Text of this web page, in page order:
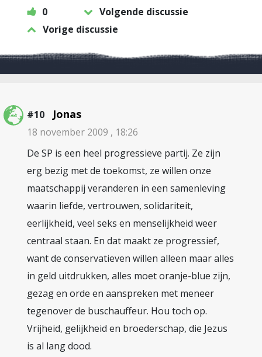
0
Volgende discussie
Vorige discussie
#10 Jonas
18 november 2009 , 18:26
De SP is een heel progressieve partij. Ze zijn
erg bezig met de toekomst, ze willen onze
maatschappij veranderen in een samenleving
waarin liefde, vertrouwen, solidariteit,
eerlijkheid, veel seks en menselijkheid weer
centraal staan. En dat maakt ze progressief,
want de conservatieven willen alleen maar alles
in geld uitdrukken, alles moet oranje-blue zijn,
gezag en orde en aanspreken met meneer
tegenover de buschauffeur. Hou toch op.
Vrijheid, gelijkheid en broederschap, die Jezus
is al lang dood.